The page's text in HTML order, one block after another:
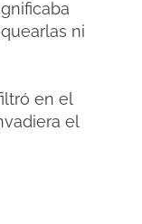
ni
en el
el